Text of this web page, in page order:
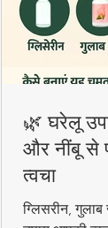
🌿 घरेलू
और नींबू से
त्वचा
ग्लिसरीन,